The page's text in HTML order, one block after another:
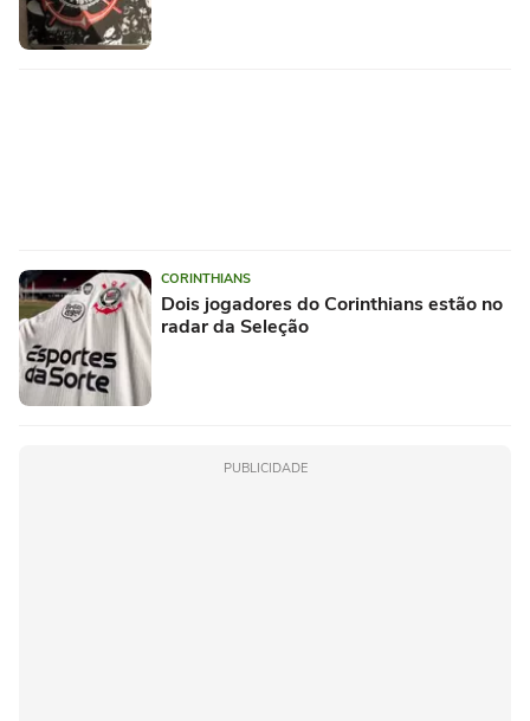
CORINTHIANS
Dois jogadores do Corinthians estão no
radar da Seleção
PUBLICIDADE